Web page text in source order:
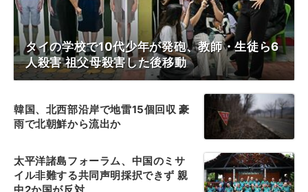
タイの学校で10代少年が発砲、教師・生徒ら6
人殺害 祖父母殺害した後移動
韓国、北西部沿岸で地雷15個回収 豪
雨で北朝鮮から流出か
太平洋諸島フォーラム、中国のミサ
イル非難する共同声明採択できず 親